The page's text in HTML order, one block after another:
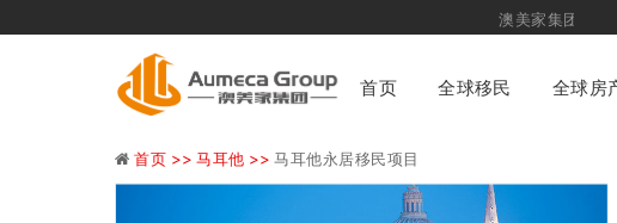
首页 全球移民 全球房
澳美家集团 专业化一站
首页 >>马耳他 >>马耳他永居移民项目